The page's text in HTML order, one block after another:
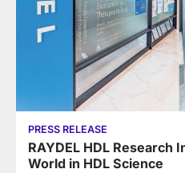
PRESS RELEASE
RAYDEL HDL Research
World in HDL Science